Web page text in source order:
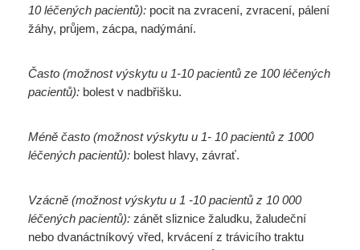
10 léčených pacientů): pocit na zvracení, zvracení, pálení
žáhy, průjem, zácpa, nadýmání.
Často (možnost výskytu u 1-10 pacientů ze 100 léčených
pacientů): bolest v nadbřišku.
Méně často (možnost výskytu u 1- 10 pacientů z 1000
léčených pacientů): bolest hlavy, závrať.
Vzácně (možnost výskytu u 1 -10 pacientů z 10 000
léčených pacientů): zánět sliznice žaludku, žaludeční
nebo dvanáctníkový vřed, krvácení z trávicího traktu